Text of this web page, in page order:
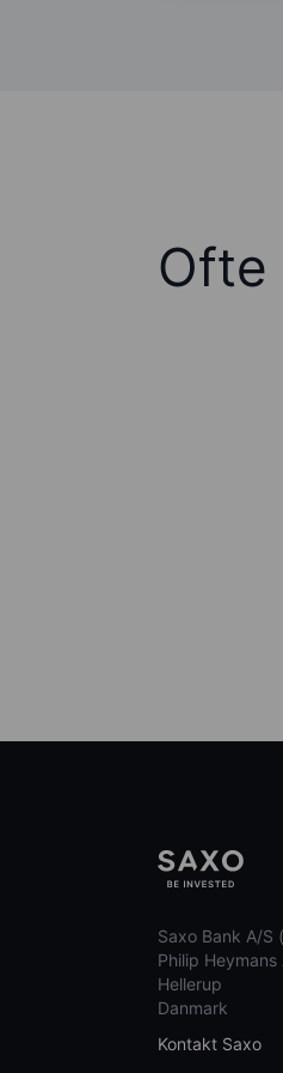
Ofte
Saxo Bank A/S
Philip Heymans
Hellerup
Danmark
Kontakt Saxo